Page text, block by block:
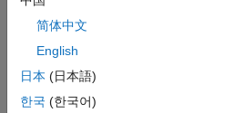
Requirements
This example app requires:
简体中文
English
日本 (日本語)
한국 (한국어)